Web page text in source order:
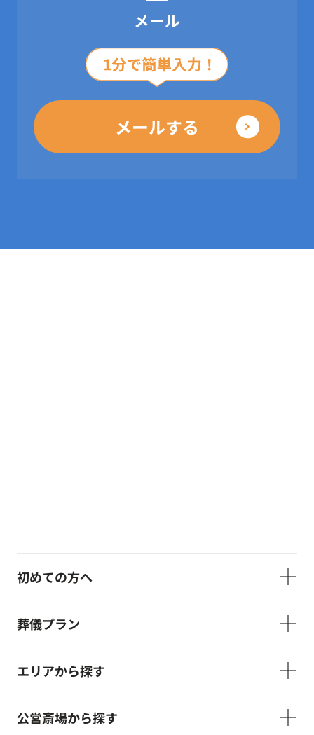
メール
メールする
初めての方へ
葬儀プラン
エリアから探す
公営斎場から探す